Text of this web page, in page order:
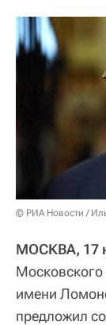
© РИА Новости /
МОСКВА, 17
Московского
имени
предложил